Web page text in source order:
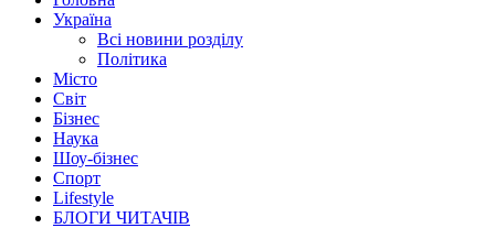
Україна
Всі новини розділу
Політика
Місто
Світ
Бізнес
Наука
Шоу-бізнес
Спорт
Lifestyle
БЛОГИ ЧИТАЧІВ